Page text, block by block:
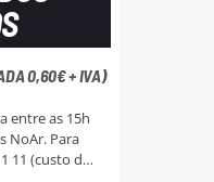
0,60€ + IVA)
entre as 15h
Para
11 (custo da